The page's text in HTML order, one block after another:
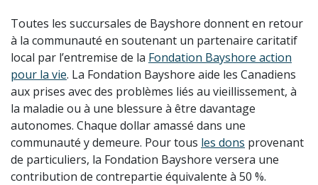
Toutes les succursales de Bayshore donnent en retour
à la communauté en soutenant un partenaire caritatif
local par l’entremise de la Fondation Bayshore action
pour la vie. La Fondation Bayshore aide les Canadiens
aux prises avec des problèmes liés au vieillissement, à
la maladie ou à une blessure à être davantage
autonomes. Chaque dollar amassé dans une
communauté y demeure. Pour tous les dons provenant
de particuliers, la Fondation Bayshore versera une
contribution de contrepartie équivalente à 50 %.